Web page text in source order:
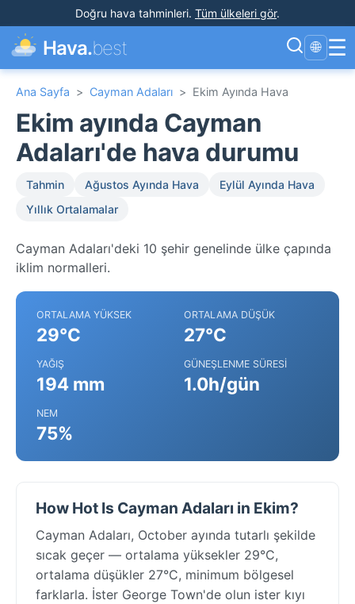
Doğru hava tahminleri. Tüm ülkeleri gör.
Hava.best 🌐 ☰
Ana Sayfa > Cayman Adaları > Ekim Ayında Hava
Ekim ayında Cayman
Adaları'de hava durumu
Tahmin Ağustos Ayında Hava
Eylül Ayında Hava
Yıllık Ortalamalar
Cayman Adaları'deki 10 şehir genelinde ülke çapında
iklim normalleri.
ORTALAMA YÜKSEK
29°C
ORTALAMA DÜŞÜK
27°C
YAĞIŞ
194 mm
GÜNEŞLENME SÜRESI
1.0h/gün
NEM
75%
How Hot Is Cayman Adaları in Ekim?
Cayman Adaları, October ayında tutarlı şekilde
sıcak geçer — ortalama yüksekler 29°C,
ortalama düşükler 27°C, minimum bölgesel
farklarla. İster George Town'de olun ister kıyı